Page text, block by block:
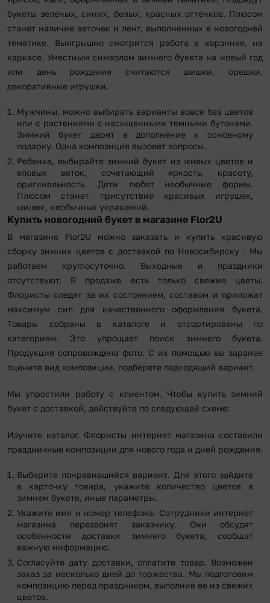
букеты зеленых, синих, белых, красных оттенков. Плюсом
станет наличие веточек и лент, выполненных в новогодней
тематике. Выигрышно смотрится работа в корзинке, на
каркасе. Уместным символом зимнего букета на новый год
или день рождения считаются шишки, орешки,
декоративные игрушки.
Мужчины, можно выбирать варианты вовсе без цветов
или с растениями с насыщенными темными бутонами.
Зимний букет дарят в дополнение к основному
подарку. Одна композиция вызовет вопросы.
Ребенка, выбирайте зимний букет из живых цветов и
еловых веток, сочетающий яркость, красоту,
оригинальность. Дети любят необычные формы.
Плюсом станет присутствие красивых игрушек,
шишек, необычных украшений.
Купить новогодний букет в магазине Flor2U
В магазине Flor2U можно заказать и купить красивую
сборку зимних цветов с доставкой по Новосибирску . Мы
работаем круглосуточно. Выходные и праздники
отсутствуют. В продаже есть только свежие цветы.
Флористы следят за их состоянием, составом и приложат
максимум сил для качественного оформления букета.
Товары собраны в каталоге и отсортированы по
категориям. Это упрощает поиск зимнего букета.
Продукция сопровождена фото. С их помощью вы заранее
оцените вид композиции, подберете подходящий вариант.
Мы упростили работу с клиентом. Чтобы купить зимний
букет с доставкой, действуйте по следующей схеме:
Изучите каталог. Флористы интернет магазина составили
праздничные композиции для нового года и дней рождения.
Выберите понравившийся вариант. Для этого зайдите
в карточку товара, укажите количество цветов в
зимнем букете, иные параметры.
Укажите имя и номер телефона. Сотрудники интернет
магазина перезвонят заказчику. Они обсудят
особенности доставки зимнего букета, сообщат
важную информацию.
Согласуйте дату доставки, оплатите товар. Возможен
заказ за несколько дней до торжества. Мы подготовим
композицию перед праздником, выполнив ее из свежих
цветов.